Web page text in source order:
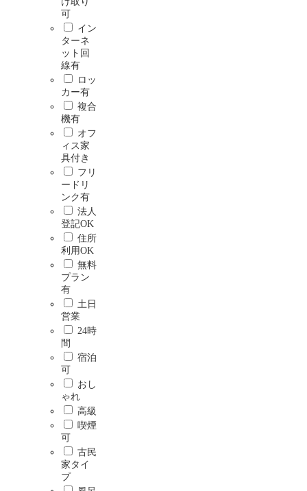
可
イン
ターネ
ット回
線有
ロッ
カー有
複合
機有
オフ
ィス家
具付き
フリ
ードリ
ンク有
法人
登記OK
住所
利用OK
無料
プラン
有
土日
営業
24時
間
宿泊
可
おし
ゃれ
高級
喫煙
可
古民
家タイ
プ